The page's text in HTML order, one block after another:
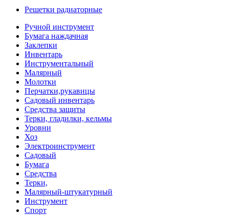
Решетки радиаторные
Ручной инструмент
Бумага наждачная
Заклепки
Инвентарь
Инструментальный
Малярный
Молотки
Перчатки,рукавицы
Садовый инвентарь
Средства защиты
Терки, гладилки, кельмы
Уровни
Хоз
Электроинструмент
Садовый
Бумага
Средства
Терки,
Малярный-штукатурный
Инструмент
Спорт